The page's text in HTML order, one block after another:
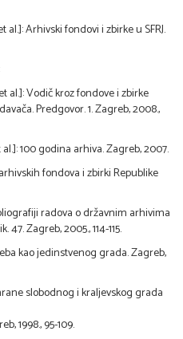
al.]: Arhivski fondovi i zbirke u SFRJ.
al.]: Vodič kroz fondove i zbirke
Predgovor. 1. Zagreb, 2008.,
100 godina arhiva. Zagreb, 2007.
fondova i zbirki Republike
radova o državnim arhivima
Zagreb, 2005., 114-115.
kao jedinstvenog grada. Zagreb,
slobodnog i kraljevskog grada
1998., 95-109.